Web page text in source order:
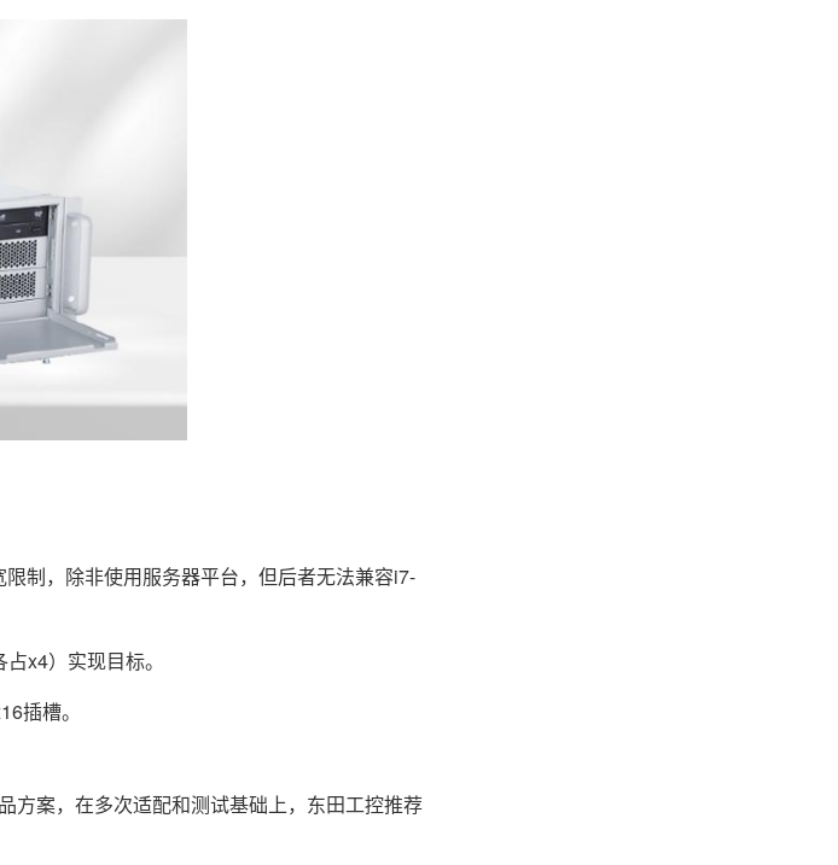
，除非使用服务器平台，但后者无法兼容i7-
x4）实现目标。
插槽。
案，在多次适配和测试基础上，东田工控推荐